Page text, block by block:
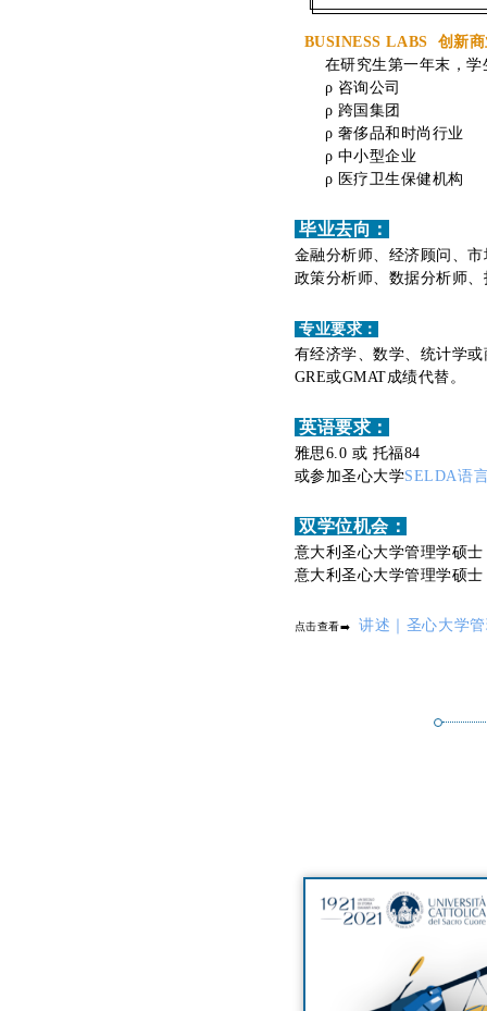
BUSINESS LABS 创新
在研究生第一年末，
ρ 咨询公司
ρ 跨国集团
ρ 奢侈品和时尚行业
ρ 中小型企业
ρ 医疗卫生保健机构
毕业去向：
金融分析师、经济顾问、
政策分析师、数据分析师
专业要求：
有经济学、数学、统计学
GRE或GMAT成绩代替。
英语要求：
雅思6.0 或 托福84
或参加圣心大学SELDA语
双学位机会：
意大利圣心大学管理学硕士
意大利圣心大学管理学硕士
点击查看➡️ 讲述｜圣心大学